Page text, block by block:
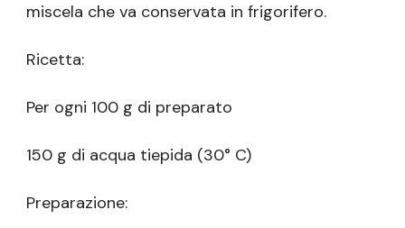
miscela che va conservata in frigorifero.
Ricetta:
Per ogni 100 g di preparato
150 g di acqua tiepida (30° C)
Preparazione: